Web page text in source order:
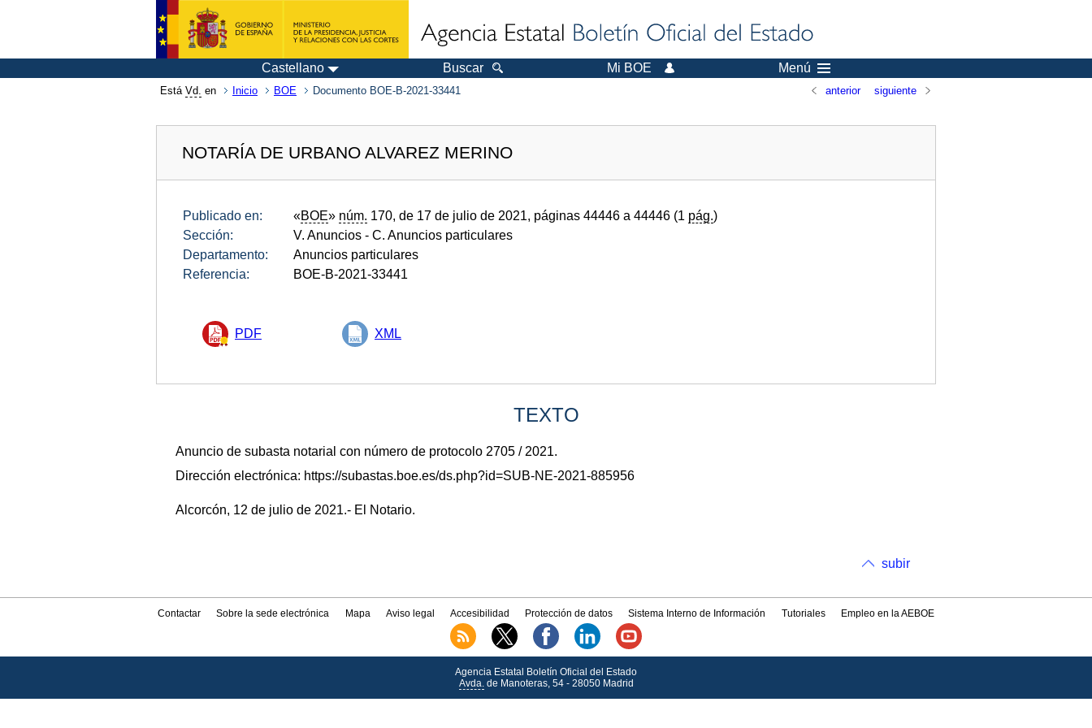
Castellano Buscar Mi BOE Menú
Está Vd. en Inicio BOE Documento BOE-B-2021-33441 anterior siguiente
NOTARÍA DE URBANO ALVAREZ MERINO
Publicado en: «BOE» núm. 170, de 17 de julio de 2021, páginas 44446 a 44446 (1 pág.)
Sección:
V. Anuncios - C. Anuncios particulares
Departamento:
Anuncios particulares
Referencia:
BOE-B-2021-33441
PDF XML
TEXTO
Anuncio de subasta notarial con número de protocolo 2705 / 2021.
Dirección electrónica: https://subastas.boe.es/ds.php?id=SUB-NE-2021-885956
Alcorcón, 12 de julio de 2021.- El Notario.
subir
Contactar Sobre la sede electrónica Mapa Aviso legal Accesibilidad Protección de datos Sistema Interno de Información Tutoriales Empleo en la AEBOE
Agencia Estatal Boletín Oficial del Estado
Avda.de Manoteras, 54 - 28050 Madrid